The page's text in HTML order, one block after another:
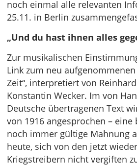
noch einmal alle relevanten
25.11. in Berlin
„Und du hast ihnen alles
Zur musikalischen
Link zum neu
Zeit“, interpretiert von
Konstantin Wecker. Im von
Deutsche übertragenen Text
von 1916 angesprochen – eine
noch immer gültige Mahnung
heute, sich von den jetzt
Kriegstreibern nicht vergiften